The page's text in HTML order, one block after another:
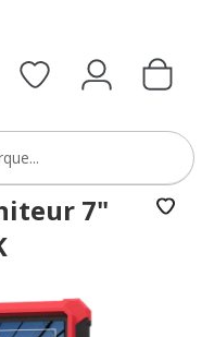
7"